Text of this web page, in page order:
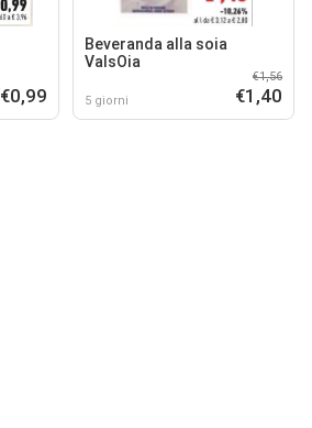
€0,99
Beveranda alla soia
ValsOia
5 giorni
€1,56
€1,40